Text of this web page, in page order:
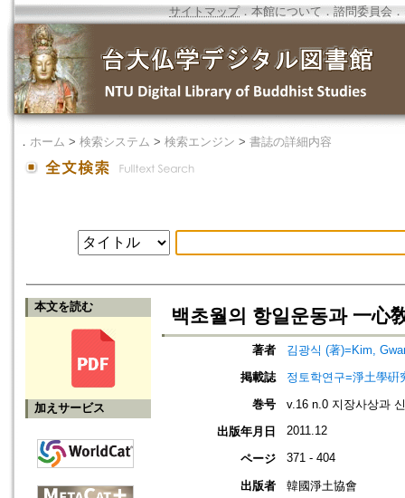
サイトマップ．本館について ． 諮問委員会 ．
． ホーム > 検索システム > 検索エンジン > 書誌の詳細内容
本文を読む
加えサービス
백초월의 항일운동과 一
著者
김광식 (著)=Kim,
掲載誌
정토학연구=淨土學硏
巻号
v.16 n.0 지장사상과
出版年月日
2011.12
ページ 371 - 404
出版者
韓國淨土協會